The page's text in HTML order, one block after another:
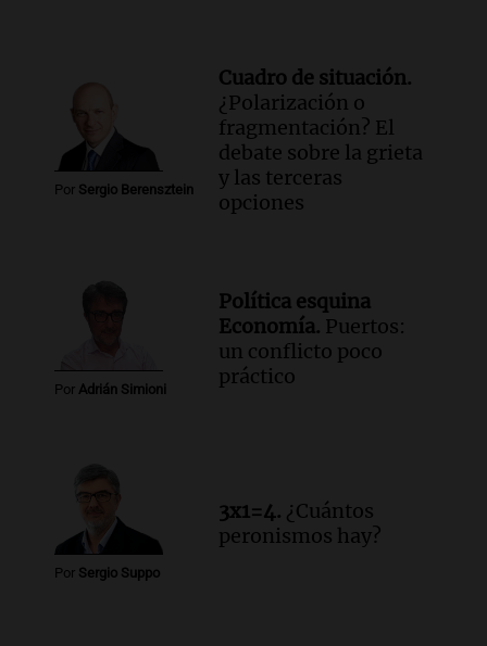
Por Sergio Berensztein
Cuadro de situación.
¿Polarización o
fragmentación? El
debate sobre la grieta
y las terceras
opciones
Por Adrián Simioni
Política esquina
Economía. Puertos:
un conflicto poco
práctico
Por Sergio Suppo
3x1=4. ¿Cuántos
peronismos hay?